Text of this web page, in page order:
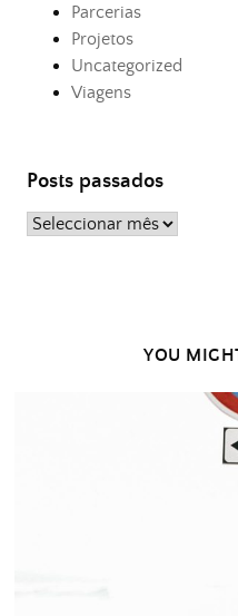
Parcerias
Projetos
Uncategorized
Viagens
Posts passados
Posts
YOU